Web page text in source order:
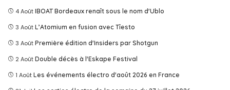
4 Août IBOAT Bordeaux renaît sous le nom d'Ublo
3 Août L’Atomium en fusion avec Tîesto
3 Août Première édition d'Insiders par Shotgun
2 Août Double décès à l'Eskape Festival
1 Août Les événements électro d'août 2026 en France